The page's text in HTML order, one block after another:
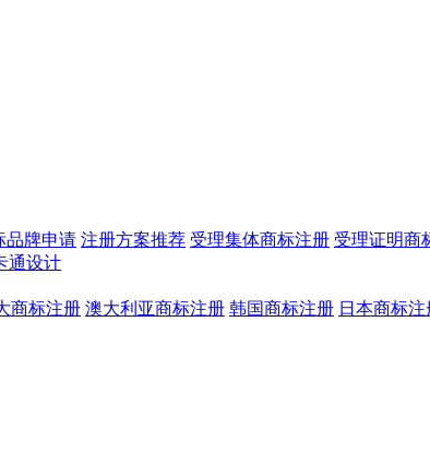
品牌申请 注册方案推荐 受理集体商标注册 受理证明商
通设计
商标注册 澳大利亚商标注册 韩国商标注册 日本商标注